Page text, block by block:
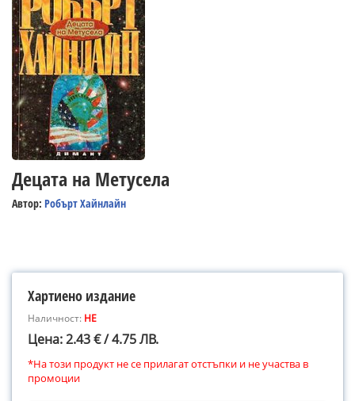
Децата на Метусела
Автор: Робърт Хайнлайн
Хартиено издание
Наличност: НЕ
Цена: 2.43 € / 4.75 ЛВ.
*На този продукт не се прилагат отстъпки и не участва в
промоции